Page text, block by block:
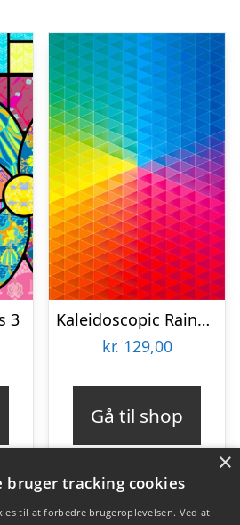
3
Kaleidoscopic Rainbow
kr. 129,00
Gå til shop
×
bruger tracking cookies
til at forbedre brugeroplevelsen. Ved at